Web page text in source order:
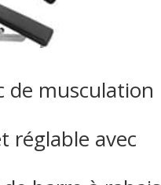
de musculation
réglable avec